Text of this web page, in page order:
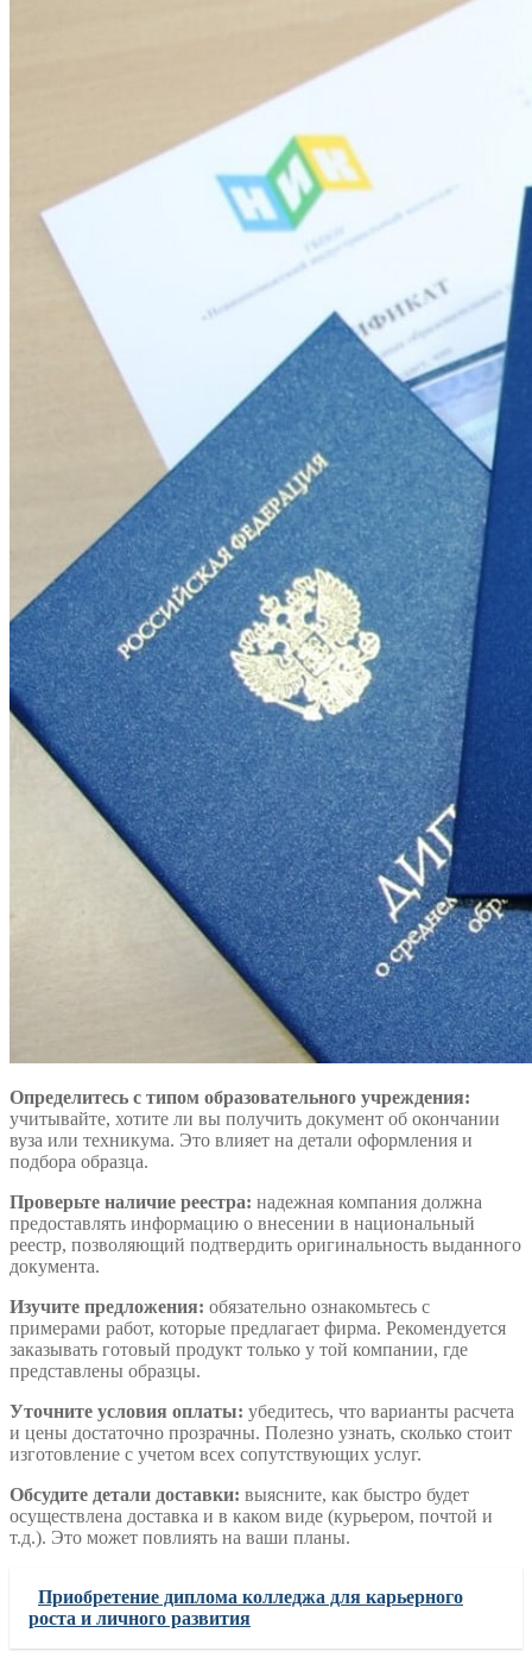
Определитесь с типом образовательного учреждения:
учитывайте, хотите ли вы получить документ об окончании
вуза или техникума. Это влияет на детали оформления и
подбора образца.
Проверьте наличие реестра: надежная компания должна
предоставлять информацию о внесении в национальный
реестр, позволяющий подтвердить оригинальность выданного
документа.
Изучите предложения: обязательно ознакомьтесь с
примерами работ, которые предлагает фирма. Рекомендуется
заказывать готовый продукт только у той компании, где
представлены образцы.
Уточните условия оплаты: убедитесь, что варианты расчета
и цены достаточно прозрачны. Полезно узнать, сколько стоит
изготовление с учетом всех сопутствующих услуг.
Обсудите детали доставки: выясните, как быстро будет
осуществлена доставка и в каком виде (курьером, почтой и
т.д.). Это может повлиять на ваши планы.
Приобретение диплома колледжа для карьерного
роста и личного развития